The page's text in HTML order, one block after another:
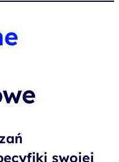
swojej